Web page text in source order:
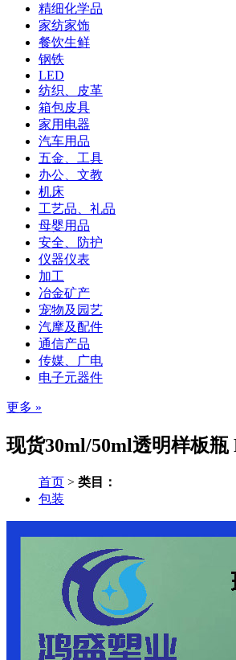
精细化学品
家纺家饰
餐饮生鲜
钢铁
LED
纺织、皮革
箱包皮具
家用电器
汽车用品
五金、工具
办公、文教
机床
工艺品、礼品
母婴用品
安全、防护
仪器仪表
加工
冶金矿产
宠物及园艺
汽摩及配件
通信产品
传媒、广电
电子元器件
更多 »
现货30ml/50ml透明样板
首页 > 类目：
包装